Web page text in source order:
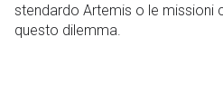
stendardo Artemis o le missioni
questo dilemma.